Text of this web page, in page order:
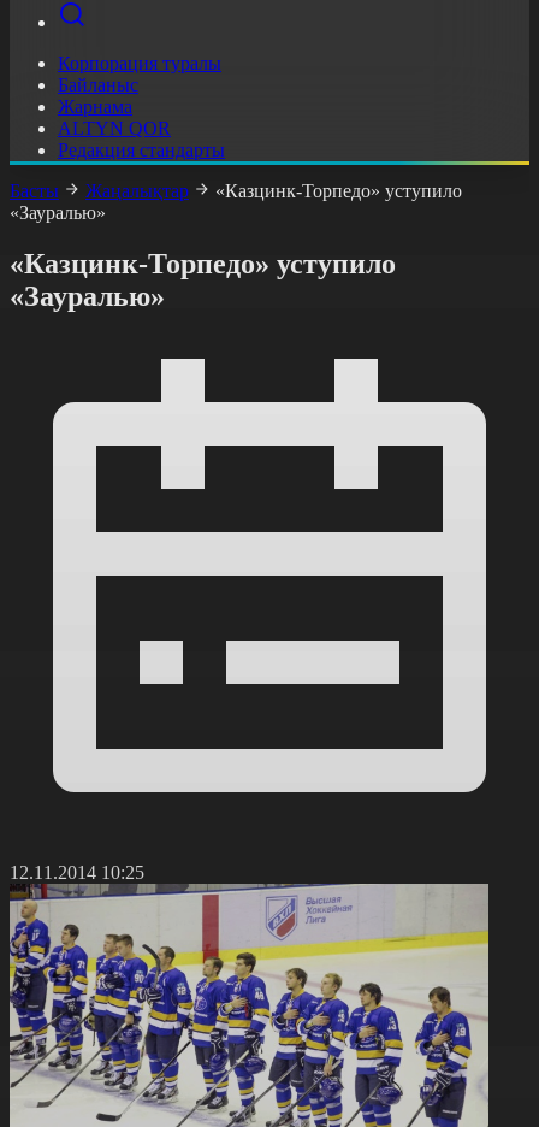
Корпорация туралы
Байланыс
Жарнама
ALTYN QOR
Редакция стандарты
Басты
Жаңалықтар
«Казцинк-Торпедо» уступило
«Зауралью»
«Казцинк-Торпедо» уступило
«Зауралью»
12.11.2014 10:25